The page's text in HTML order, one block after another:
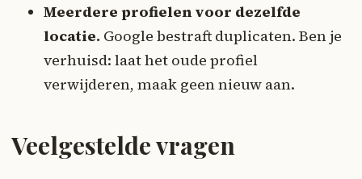
Meerdere profielen voor dezelfde
locatie. Google bestraft duplicaten. Ben je
verhuisd: laat het oude profiel
verwijderen, maak geen nieuw aan.
Veelgestelde vragen